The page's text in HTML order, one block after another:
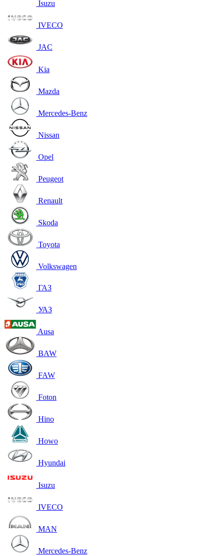
Isuzu
IVECO
JAC
Kia
Mazda
Mercedes-Benz
Nissan
Opel
Peugeot
Renault
Skoda
Toyota
Volkswagen
ГАЗ
УАЗ
Ausa
BAW
FAW
Foton
Hino
Howo
Hyundai
Isuzu
IVECO
MAN
Mercedes-Benz